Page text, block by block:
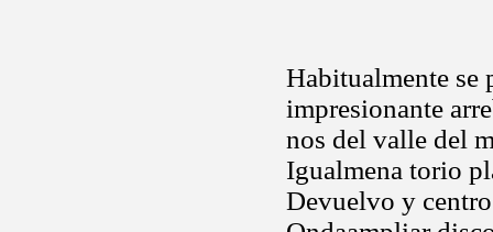
Habitualmente se
impresionante
nos del valle del
Igualmena torio
Devuelvo y